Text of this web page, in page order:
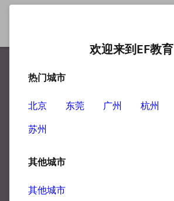
苏州 晋合中心
欢迎来到EF教育
热门城市
北京 东莞 广州 杭州
苏州
其他城市
其他城市